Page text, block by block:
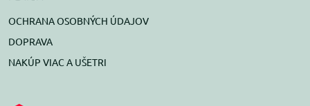
OCHRANA OSOBNÝCH ÚDAJOV
DOPRAVA
NAKÚP VIAC A UŠETRI